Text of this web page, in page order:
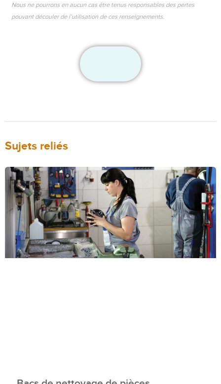
Nous ne pourrons en aucun cas être tenus responsables des pertes
pouvant découler de l’utilisation de ces renseignements.
Sujets reliés